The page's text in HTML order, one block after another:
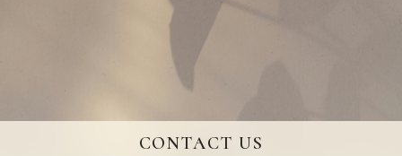
CONTACT US